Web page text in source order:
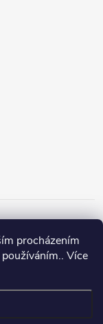
procházením
Více